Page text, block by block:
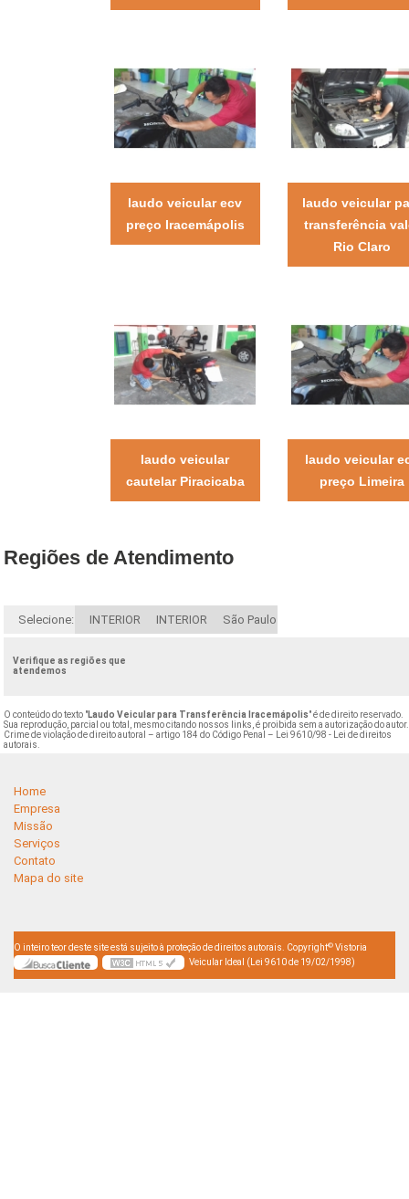
laudo veicular ecv
preço Iracemápolis
laudo veicular
transferência
Rio Claro
laudo veicular
cautelar Piracicaba
laudo veicular
preço Limeira
Regiões de Atendimento
Selecione: INTERIOR INTERIOR São Paulo
Verifique as regiões que
atendemos
O conteúdo do texto "Laudo Veicular para Transferência Iracemápolis" é de direito reservado.
Sua reprodução, parcial ou total, mesmo citando nossos links, é proibida sem a autorização do autor.
Crime de violação de direito autoral – artigo 184 do Código Penal –
Lei 9610/98 - Lei de direitos
autorais
Home
Empresa
Missão
Serviços
Contato
Mapa do site
O inteiro teor deste site está sujeito à proteção de direitos autorais. Copyright© Vistoria
Veicular Ideal (Lei 9610 de 19/02/1998)